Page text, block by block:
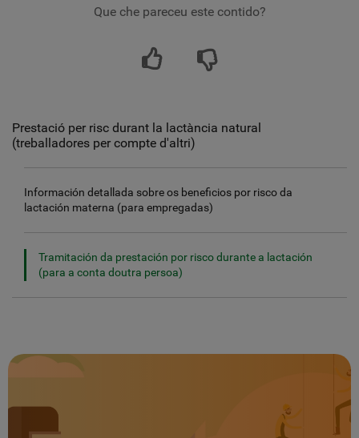
Que che pareceu este contido?
Prestació per risc durant la lactància natural
(treballadores per compte d'altri)
Información detallada sobre os beneficios por risco da
lactación materna (para empregadas)
Tramitación da prestación por risco durante a lactación
(para a conta doutra persoa)